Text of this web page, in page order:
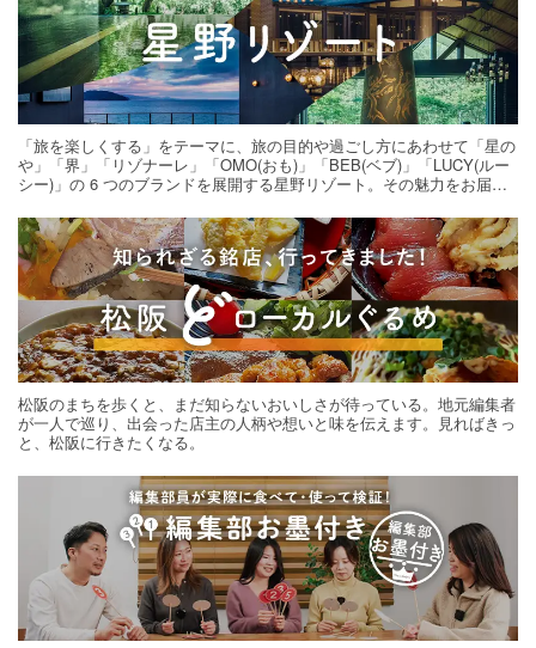
「旅を楽しくする」をテーマに、旅の目的や過ごし方にあわせて「星の
や」「界」「リゾナーレ」「OMO(おも)」「BEB(ベブ)」「LUCY(ルー
シー)」の 6 つのブランドを展開する星野リゾート。その魅力をお届け
松阪のまちを歩くと、まだ知らないおいしさが待っている。地元編集者
が一人で巡り、出会った店主の人柄や想いと味を伝えます。見ればきっ
と、松阪に行きたくなる。